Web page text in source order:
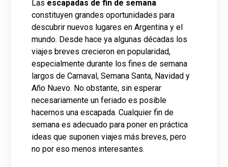
Las escapadas de fin de semana
constituyen grandes oportunidades para
descubrir nuevos lugares en Argentina y el
mundo. Desde hace ya algunas décadas los
viajes breves crecieron en popularidad,
especialmente durante los fines de semana
largos de Carnaval, Semana Santa, Navidad y
Año Nuevo. No obstante, sin esperar
necesariamente un feriado es posible
hacernos una escapada. Cualquier fin de
semana es adecuado para poner en práctica
ideas que suponen viajes más breves, pero
no por eso menos interesantes.